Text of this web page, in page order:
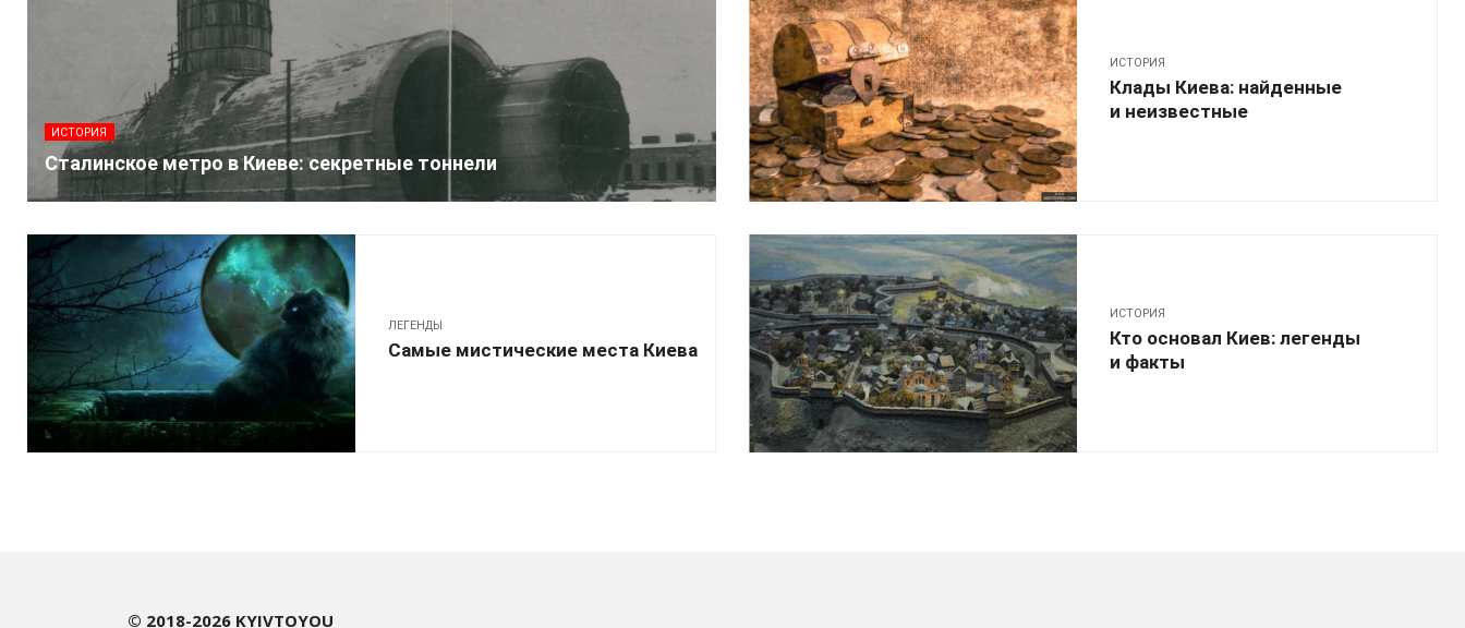
ИСТОРИЯ
Сталинское метро в Киеве: секретные тоннели
ИСТОРИЯ
Клады Киева: найденные
и неизвестные
ЛЕГЕНДЫ
Самые мистические места Киева
ИСТОРИЯ
Кто основал Киев: легенды
и факты
© 2018-2026 KYIVTOYOU